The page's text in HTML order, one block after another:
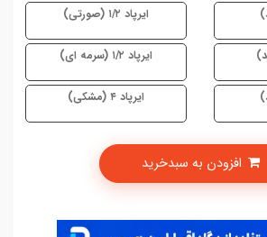
ایرپاد ۱/۲ (صورتی)
ایرپاد ۱/۲ (سرمه ای)
ایرپاد ۴ (مشکی)